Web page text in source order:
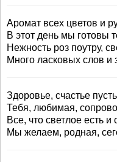
Аромат всех цветов и
В этот день мы готовы
Нежность роз поутру,
Много ласковых слов
Здоровье, счастье
Тебя, любимая,
Все, что светлое есть и
Мы желаем, родная,